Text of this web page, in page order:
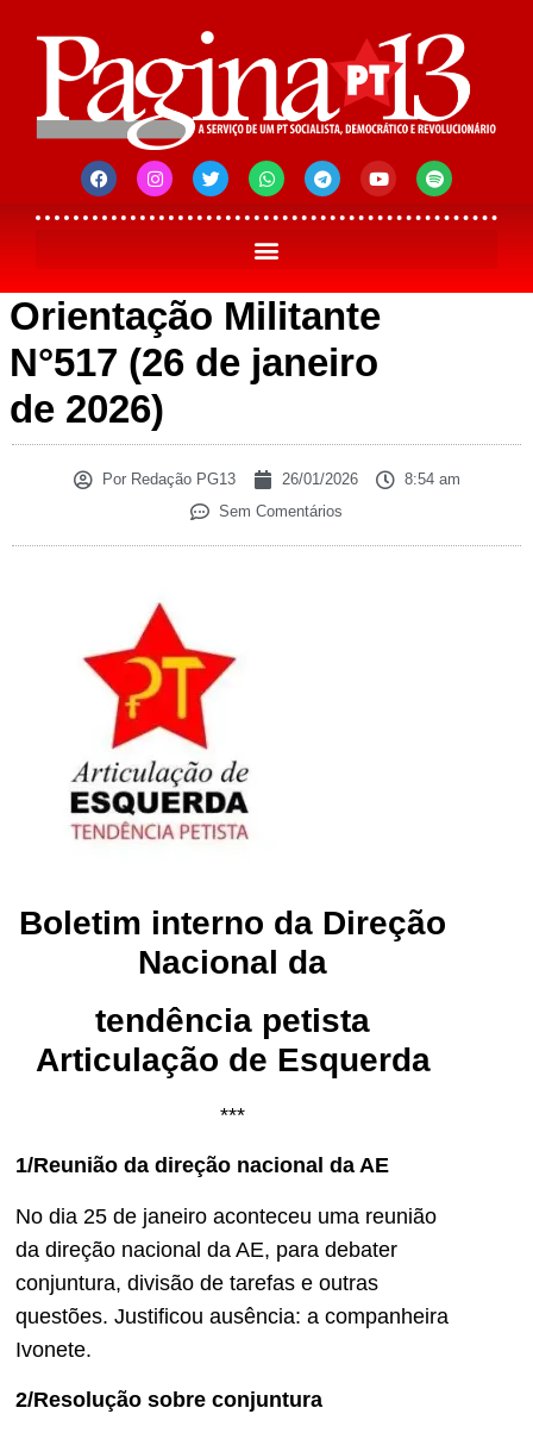
Orientação Militante
N°517 (26 de janeiro
de 2026)
PorRedação PG13 26/01/2026
8:54 am
Sem Comentários
Boletim interno da Direção
Nacional da
tendência petista
Articulação de Esquerda
***
1/Reunião da direção nacional da AE
No dia 25 de janeiro aconteceu uma reunião
da direção nacional da AE, para debater
conjuntura, divisão de tarefas e outras
questões. Justificou ausência: a companheira
Ivonete.
2/Resolução sobre conjuntura